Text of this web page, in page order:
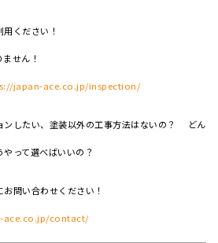
ください！
せん！
japan-ace.co.jp/inspection/
ンしたい、塗装以外の工事方法はないの？ どん
って選べばいいの？
問い合わせください！
ace.co.jp/contact/